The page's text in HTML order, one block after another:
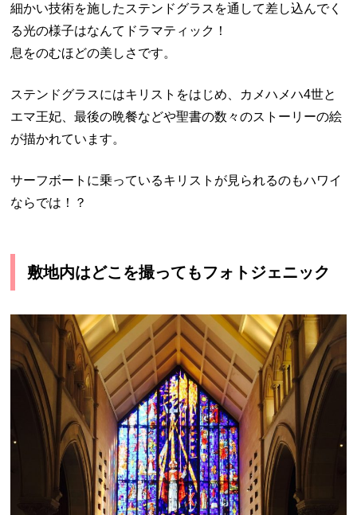
細かい技術を施したステンドグラスを通して差し込んでく
る光の様子はなんてドラマティック！
息をのむほどの美しさです。
ステンドグラスにはキリストをはじめ、カメハメハ4世と
エマ王妃、最後の晩餐などや聖書の数々のストーリーの絵
が描かれています。
サーフボートに乗っているキリストが見られるのもハワイ
ならでは！？
敷地内はどこを撮ってもフォトジェニック